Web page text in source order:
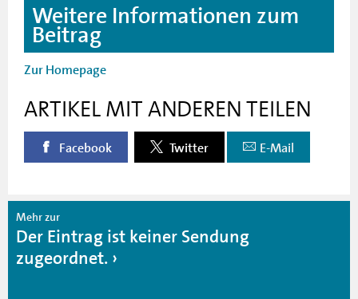
Weitere Informationen zum
Beitrag
Zur Homepage
ARTIKEL MIT ANDEREN TEILEN
Facebook Twitter E-Mail
Mehr zur
Der Eintrag ist keiner Sendung
zugeordnet.